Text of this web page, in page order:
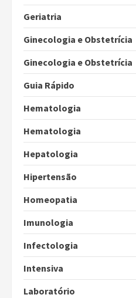
Geriatria
Ginecologia e Obstetrícia
Ginecologia e Obstetrícia
Guia Rápido
Hematologia
Hematologia
Hepatologia
Hipertensão
Homeopatia
Imunologia
Infectologia
Intensiva
Laboratório